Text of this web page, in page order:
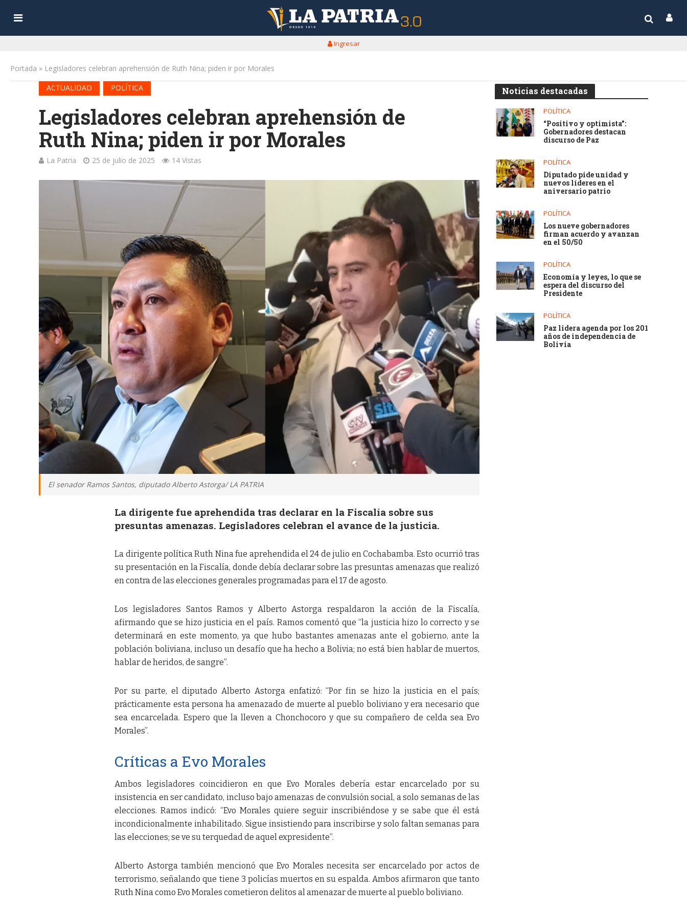
Ingresar
Portada » Legisladores celebran aprehensión de Ruth Nina; piden ir por Morales
ACTUALIDAD
POLÍTICA
Legisladores celebran aprehensión de
Ruth Nina; piden ir por Morales
La Patria 25 de julio de 2025 14 Vistas
El senador Ramos Santos, diputado Alberto Astorga/ LA PATRIA
La dirigente fue aprehendida tras declarar en la Fiscalía sobre sus
presuntas amenazas. Legisladores celebran el avance de la justicia.
La dirigente política Ruth Nina fue aprehendida el 24 de julio en Cochabamba. Esto ocurrió tras
su presentación en la Fiscalía, donde debía declarar sobre las presuntas amenazas que realizó
en contra de las elecciones generales programadas para el 17 de agosto.
Los legisladores Santos Ramos y Alberto Astorga respaldaron la acción de la Fiscalía,
afirmando que se hizo justicia en el país. Ramos comentó que “la justicia hizo lo correcto y se
determinará en este momento, ya que hubo bastantes amenazas ante el gobierno, ante la
población boliviana, incluso un desafío que ha hecho a Bolivia; no está bien hablar de muertos,
hablar de heridos, de sangre”.
Por su parte, el diputado Alberto Astorga enfatizó: “Por fin se hizo la justicia en el país;
prácticamente esta persona ha amenazado de muerte al pueblo boliviano y era necesario que
sea encarcelada. Espero que la lleven a Chonchocoro y que su compañero de celda sea Evo
Morales”.
Críticas a Evo Morales
Ambos legisladores coincidieron en que Evo Morales debería estar encarcelado por su
insistencia en ser candidato, incluso bajo amenazas de convulsión social, a solo semanas de las
elecciones. Ramos indicó: “Evo Morales quiere seguir inscribiéndose y se sabe que él está
incondicionalmente inhabilitado. Sigue insistiendo para inscribirse y solo faltan semanas para
las elecciones; se ve su terquedad de aquel expresidente”.
Alberto Astorga también mencionó que Evo Morales necesita ser encarcelado por actos de
terrorismo, señalando que tiene 3 policías muertos en su espalda. Ambos afirmaron que tanto
Ruth Nina como Evo Morales cometieron delitos al amenazar de muerte al pueblo boliviano.
Noticias destacadas
POLÍTICA
“Positivo y optimista”:
Gobernadores destacan
discurso de Paz
POLÍTICA
Diputado pide unidad y
nuevos líderes en el
aniversario patrio
POLÍTICA
Los nueve gobernadores
firman acuerdo y avanzan
en el 50/50
POLÍTICA
Economía y leyes, lo que se
espera del discurso del
Presidente
POLÍTICA
Paz lidera agenda por los 201
años de independencia de
Bolivia